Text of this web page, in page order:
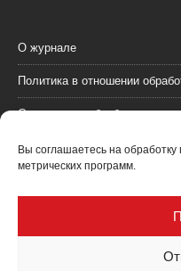
Вы соглашаетесь на
метрических программ.
О журнале
Политика в отношении
Согласие на обработку
Пользовательское